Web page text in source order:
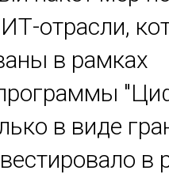
отрасли,
в рамках
в виде
в